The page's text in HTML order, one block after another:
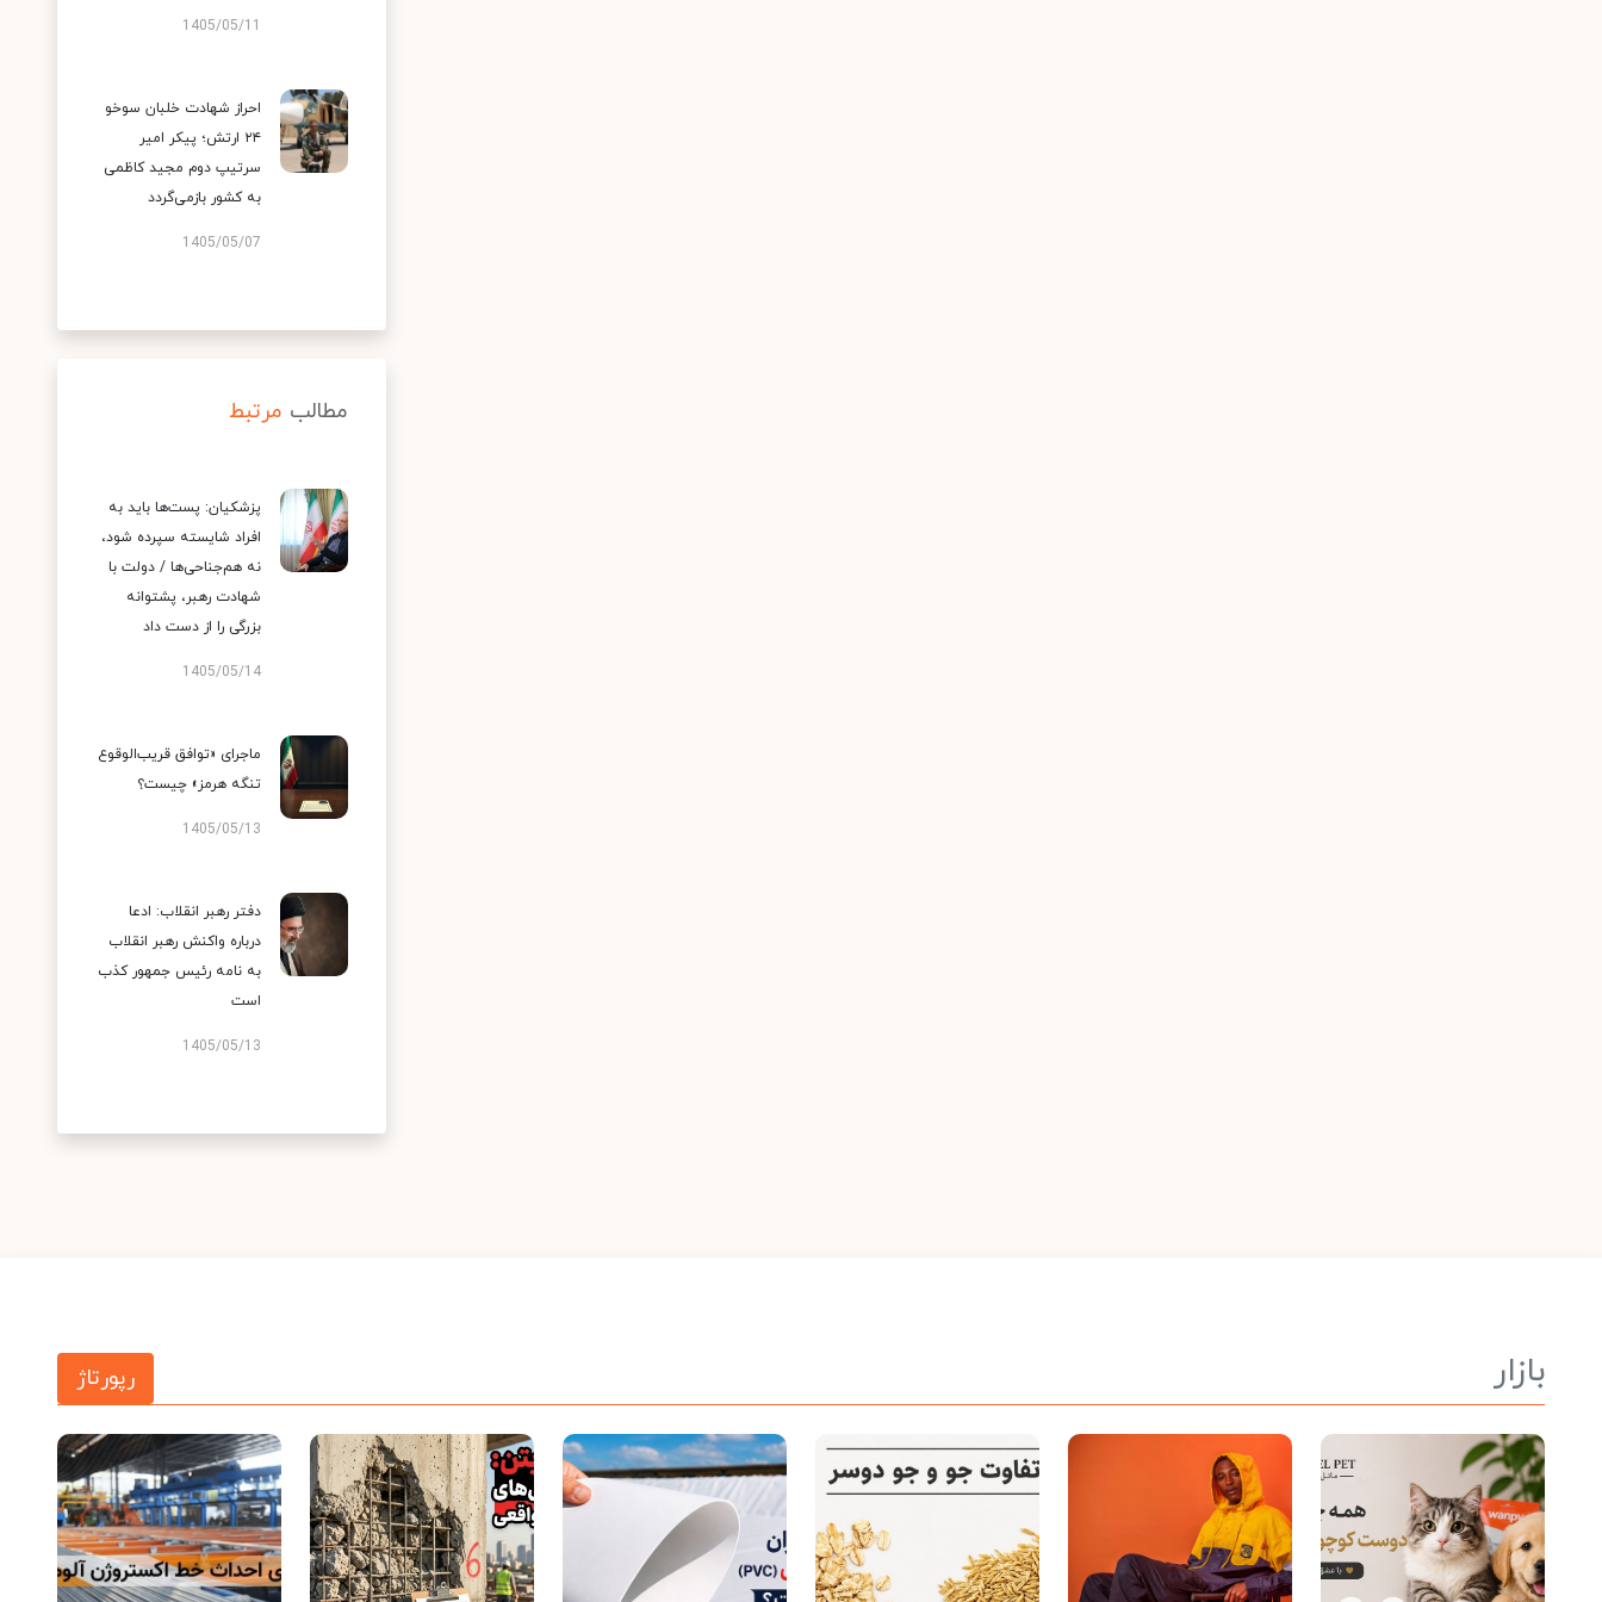
1405/05/11
احراز شهادت خلبان سوخو
۲۴ ارتش؛ پیکر امیر
سرتیپ دوم مجید کاظمی
به کشور بازمی‌گردد
1405/05/07
مطالب مرتبط
پزشکیان: پست‌ها باید به
افراد شایسته سپرده شود،
نه هم‌جناحی‌ها / دولت با
شهادت رهبر، پشتوانه
بزرگی را از دست داد
1405/05/14
ماجرای «توافق قریب‌الوقوع
تنگه هرمز» چیست؟
1405/05/13
دفتر رهبر انقلاب: ادعا
درباره واکنش رهبر انقلاب
به نامه رئیس جمهور کذب
است
1405/05/13
بازار رپورتاژ